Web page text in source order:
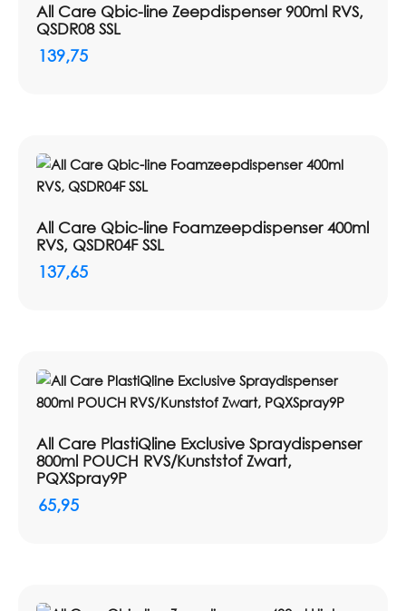
All Care Qbic-line Zeepdispenser 900ml RVS,
QSDR08 SSL
139,75
All Care Qbic-line Foamzeepdispenser 400ml
RVS, QSDR04F SSL
137,65
All Care PlastiQline Exclusive Spraydispenser
800ml POUCH RVS/Kunststof Zwart,
PQXSpray9P
65,95